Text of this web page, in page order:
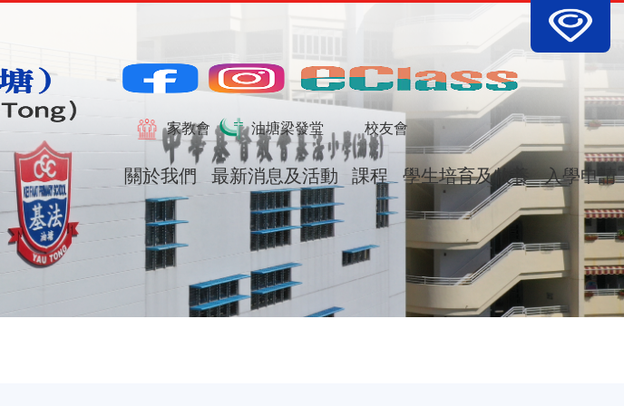
家教會 油塘梁發堂 校友會
navigation
關於我們 最新消息及活動 課程 學生培育及牧養 入學申請